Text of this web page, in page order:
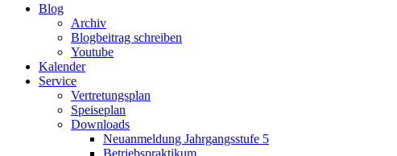
Blog
Archiv
Blogbeitrag schreiben
Youtube
Kalender
Service
Vertretungsplan
Speiseplan
Downloads
Neuanmeldung Jahrgangsstufe 5
Betriebspraktikum